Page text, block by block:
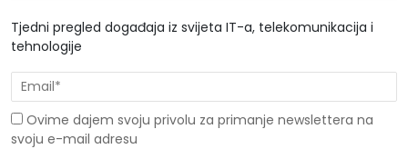
Tjedni pregled događaja iz svijeta IT-a, telekomunikacija i
tehnologije
Ovime dajem svoju privolu za primanje newslettera na
svoju e-mail adresu